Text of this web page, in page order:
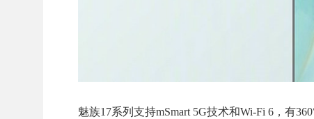
魅族17系列支持mSmart 5G技术和Wi-Fi 6，有